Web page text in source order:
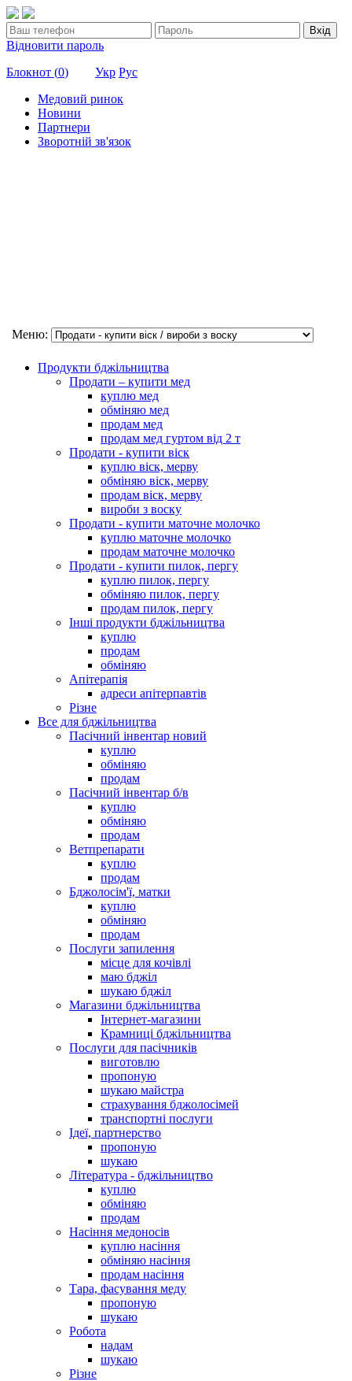
Вхід
Відновити пароль
Блокнот (0) Укр Рус
Медовий ринок
Новини
Партнери
Зворотній зв'язок
Меню:
Продукти бджільництва
Продати – купити мед
куплю мед
обміняю мед
продам мед
продам мед гуртом від 2 т
Продати - купити віск
куплю віск, мерву
обміняю віск, мерву
продам віск, мерву
вироби з воску
Продати - купити маточне молочко
куплю маточне молочко
продам маточне молочко
Продати - купити пилок, пергу
куплю пилок, пергу
обміняю пилок, пергу
продам пилок, пергу
Інші продукти бджільництва
куплю
продам
обміняю
Апітерапія
адреси апітерпавтів
Різне
Все для бджільництва
Пасічний інвентар новий
куплю
обміняю
продам
Пасічний інвентар б/в
куплю
обміняю
продам
Ветпрепарати
куплю
продам
Бджолосім'ї, матки
куплю
обміняю
продам
Послуги запилення
місце для кочівлі
маю бджіл
шукаю бджіл
Магазини бджільництва
Інтернет-магазини
Крамниці бджільництва
Послуги для пасічників
виготовлю
пропоную
шукаю майстра
страхування бджолосімей
транспортні послуги
Ідеї, партнерство
пропоную
шукаю
Література - бджільництво
куплю
обміняю
продам
Насіння медоносів
куплю насіння
обміняю насіння
продам насіння
Тара, фасування меду
пропоную
шукаю
Робота
надам
шукаю
Різне